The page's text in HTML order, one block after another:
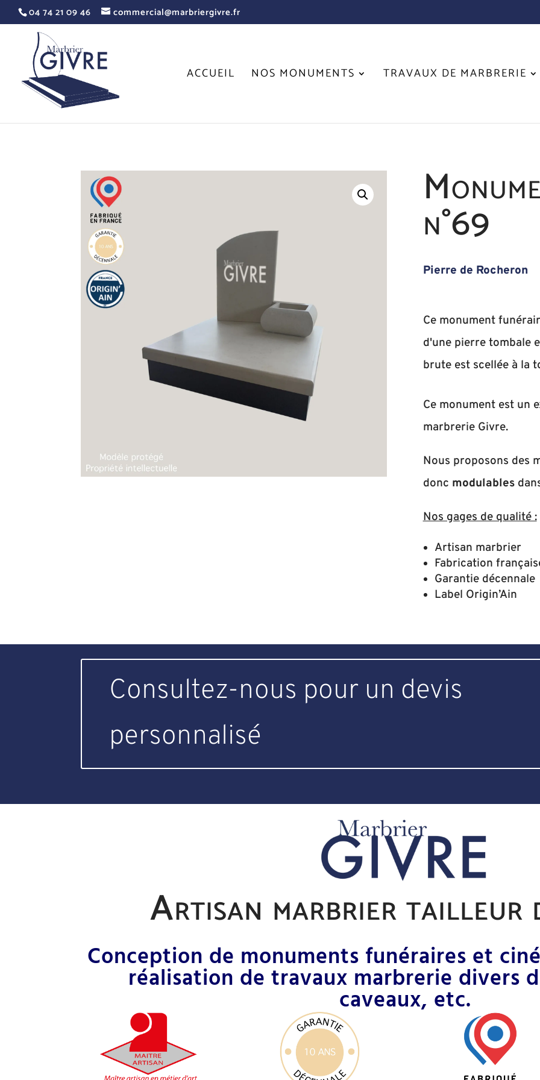
04 74 21 09 46 commercial@marbriergivre.fr
ACCUEIL NOS MONUMENTS TRAVAUX DE MARBRERIE
n°69
Pierre de Rocheron
Ce monument
d'une pierre tombale
brute est scellée à la
Ce monument est un
marbrerie Givre.
Nous proposons des
donc modulables
Nos gages de qualité :
Artisan marbrier
Fabrication
Garantie décennale
Label Origin’Ain
Consultez-nous pour un devis
personnalisé
Artisan marbrier tailleur
Conception de monuments funéraires et
réalisation de travaux marbrerie divers
caveaux, etc.